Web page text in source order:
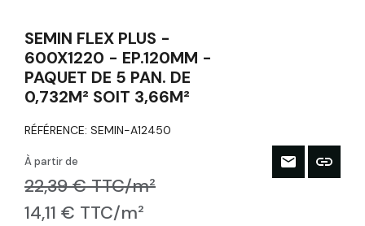
SEMIN FLEX PLUS -
600X1220 - EP.120MM -
PAQUET DE 5 PAN. DE
0,732M² SOIT 3,66M²
RÉFÉRENCE: SEMIN-A12450
À partir de
22,39 € TTC/m²
14,11 € TTC/m²